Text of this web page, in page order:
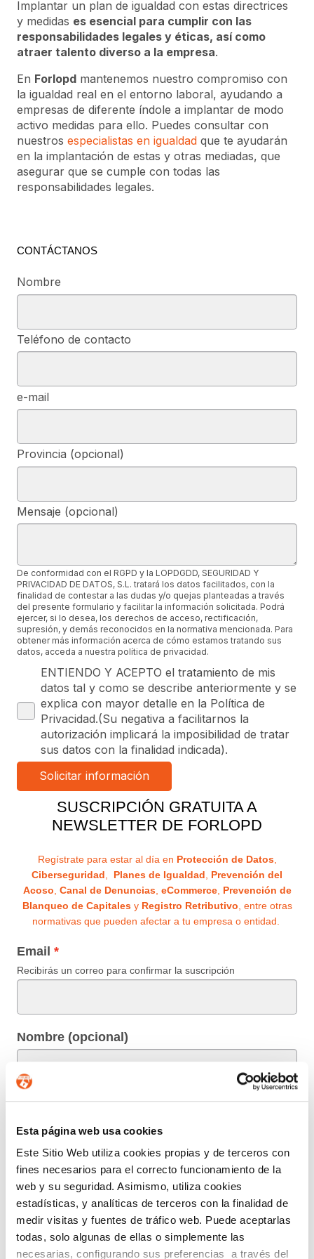
Esta página web usa cookies
Este Sitio Web utiliza cookies propias y de terceros con
fines necesarios para el correcto funcionamiento de la
web y su seguridad. Asimismo, utiliza cookies
estadísticas, y analíticas de terceros con la finalidad de
medir visitas y fuentes de tráfico web. Puede aceptarlas
todas, solo algunas de ellas o simplemente las
necesarias, configurando sus preferencias a través del
Implantar un plan de igualdad con estas directrices
y medidas es esencial para cumplir con las
responsabilidades legales y éticas, así como
atraer talento diverso a la empresa.
En Forlopd mantenemos nuestro compromiso con
la igualdad real en el entorno laboral, ayudando a
empresas de diferente índole a implantar de modo
activo medidas para ello. Puedes consultar con
nuestros especialistas en igualdad que te ayudarán
en la implantación de estas y otras mediadas, que
asegurar que se cumple con todas las
responsabilidades legales.
CONTÁCTANOS
Nombre
Teléfono de contacto
e-mail
Provincia (opcional)
Mensaje (opcional)
De conformidad con el RGPD y la LOPDGDD, SEGURIDAD Y
PRIVACIDAD DE DATOS, S.L. tratará los datos facilitados, con la
finalidad de contestar a las dudas y/o quejas planteadas a través
del presente formulario y facilitar la información solicitada. Podrá
ejercer, si lo desea, los derechos de acceso, rectificación,
supresión, y demás reconocidos en la normativa mencionada. Para
obtener más información acerca de cómo estamos tratando sus
datos, acceda a nuestra política de privacidad.
ENTIENDO Y ACEPTO el tratamiento de mis
datos tal y como se describe anteriormente y se
explica con mayor detalle en la Política de
Privacidad.(Su negativa a facilitarnos la
autorización implicará la imposibilidad de tratar
sus datos con la finalidad indicada).
SUSCRIPCIÓN GRATUITA A
NEWSLETTER DE FORLOPD
Regístrate para estar al día en Protección de Datos,
Ciberseguridad
Planes de Igualdad
Prevención del
Acoso Canal de Denuncias, eCommerce, Prevención de
Blanqueo de Capitalesy Registro Retributivo , entre otras
normativas que pueden afectar a tu empresa o entidad.
Email
Recibirás un correo para confirmar la suscripción
Nombre (opcional)
Información básica en protección de datos.-De
SEGURIDAD Y PRIVACIDAD DE DATOS S.L. tratará
los datos facilitados con la finalidad de enviar un boletín
informativo entre los suscriptores. Para obtener más
información acerca del tratamiento de sus datos y
ejercer sus derechos, visite nuestra
política de privacidad
ENTIENDO Y ACEPTO el tratamiento de mis
datos tal y como se describe anteriormente y se explica